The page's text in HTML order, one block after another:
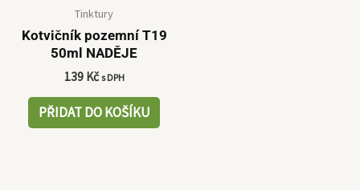
Tinktury
Kotvičník pozemní T19
50ml NADĚJE
139 Kč s DPH
PŘIDAT DO KOŠÍKU